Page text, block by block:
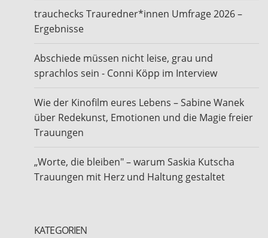
trauchecks Trauredner*innen Umfrage 2026 –
Ergebnisse
Abschiede müssen nicht leise, grau und
sprachlos sein - Conni Köpp im Interview
Wie der Kinofilm eures Lebens – Sabine Wanek
über Redekunst, Emotionen und die Magie freier
Trauungen
„Worte, die bleiben" – warum Saskia Kutscha
Trauungen mit Herz und Haltung gestaltet
KATEGORIEN